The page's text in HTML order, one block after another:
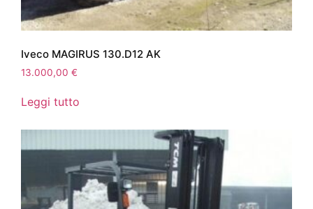
Iveco MAGIRUS 130.D12 AK
13.000,00 €
Leggi tutto